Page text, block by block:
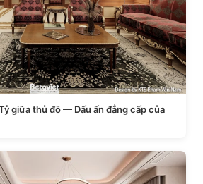
giữa thủ đô — Dấu ấn đẳng cấp của